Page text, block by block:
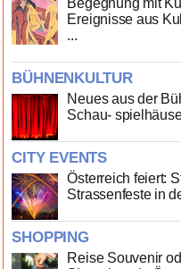
Begegnung mit
Ereignisse aus
...
BÜHNENKULTUR
Neues aus der
Schau-
CITY EVENTS
Österreich feiert:
Strassenfeste in
SHOPPING
Reise Souvenir